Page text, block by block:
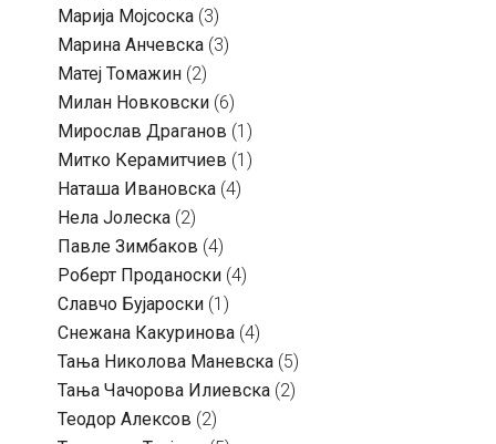
Марија Мојсоска (3)
Марина Анчевска (3)
Матеј Томажин (2)
Милан Новковски (6)
Мирослав Драганов (1)
Митко Керамитчиев (1)
Наташа Ивановска (4)
Нела Јолеска (2)
Павле Зимбаков (4)
Роберт Проданоски (4)
Славчо Бујароски (1)
Снежана Какуринова (4)
Тања Николова Маневска (5)
Тања Чачорова Илиевска (2)
Теодор Алексов (2)